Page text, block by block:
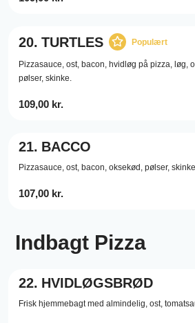
20. TURTLES Populært
Pizzasauce, ost, bacon, hvidløg på pizza, løg,
pølser, skinke.
109,00 kr.
21. BACCO
Pizzasauce, ost, bacon, oksekød, pølser,
107,00 kr.
Indbagt Pizza
22. HVIDLØGSBRØD
Frisk hjemmebagt med almindelig, ost,